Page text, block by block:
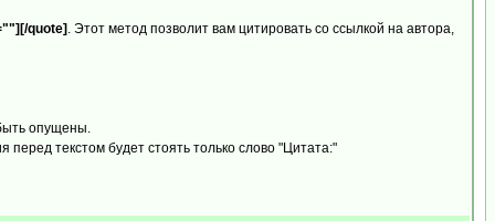
quote] . Этот метод позволит вам цитировать со ссылкой на автора,
опущены.
текстом будет стоять только слово "Цитата:"